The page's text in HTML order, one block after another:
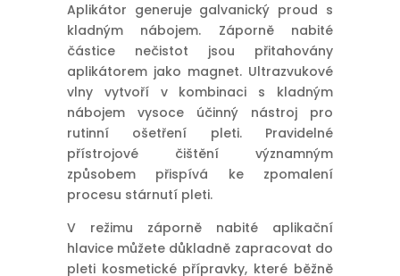
Aplikátor generuje galvanický proud s
kladným nábojem. Záporně nabité
částice nečistot jsou přitahovány
aplikátorem jako magnet. Ultrazvukové
vlny vytvoří v kombinaci s kladným
nábojem vysoce účinný nástroj pro
rutinní ošetření pleti. Pravidelné
přístrojové čištění významným
způsobem přispívá ke zpomalení
procesu stárnutí pleti.
V režimu záporně nabité aplikační
hlavice můžete důkladně zapracovat do
pleti kosmetické přípravky, které běžně